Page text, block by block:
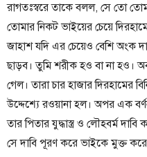
রাগতঃস্বরে তাকে বলল, সে তো
তোমার নিকট ভাইয়ের চেয়ে
জাহাশ যদি এর চেয়েও বেশি অংক
ছাড়ব। তুমি শরীক হও বা না হও।
গেল। তারা চার হাজার দিরহামের
উদ্দেশ্যে রওয়ানা হল। অপর এক
তার পিতার যুদ্ধাস্ত্র ও লৌহবর্ম
সে দাবি পূরণ করে ভাইকে মুক্ত